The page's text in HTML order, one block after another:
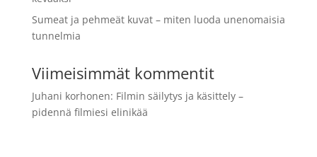
Sumeat ja pehmeät kuvat – miten luoda unenomaisia
tunnelmia
Viimeisimmät kommentit
Juhani korhonen: Filmin säilytys ja käsittely –
pidennä filmiesi elinikää